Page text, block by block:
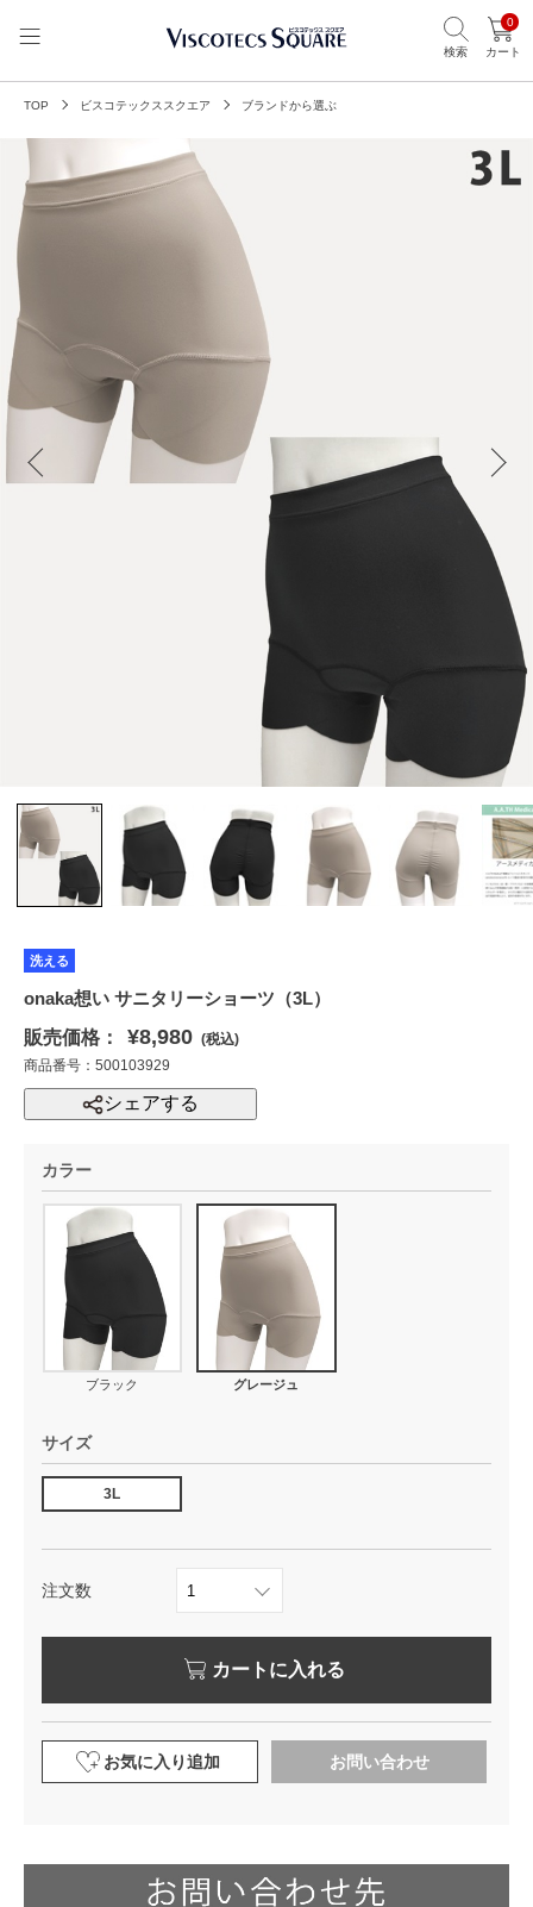
検索
0
カート
TOP ビスコテックススクエア ブランドから選ぶ
洗える
onaka想い サニタリーショーツ（3L）
販売価格：
¥8,980 (税込)
商品番号：500103929
シェアする
カラー
ブラック グレージュ
サイズ
3L
注文数
カートに入れる
お気に入り追加 お問い合わせ